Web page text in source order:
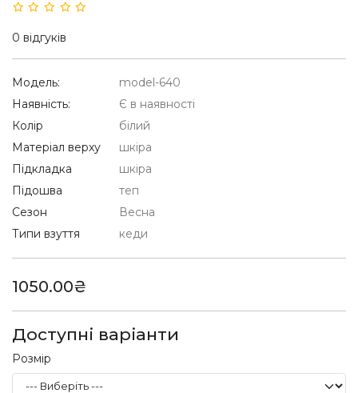
0 відгуків
Модель:
model-640
Наявність:
Є в наявності
Колір
білий
Матеріал верху
шкіра
Підкладка
шкіра
Підошва
теп
Сезон
Весна
Типи взуття
кеди
1050.00₴
Доступні варіанти
Розмір